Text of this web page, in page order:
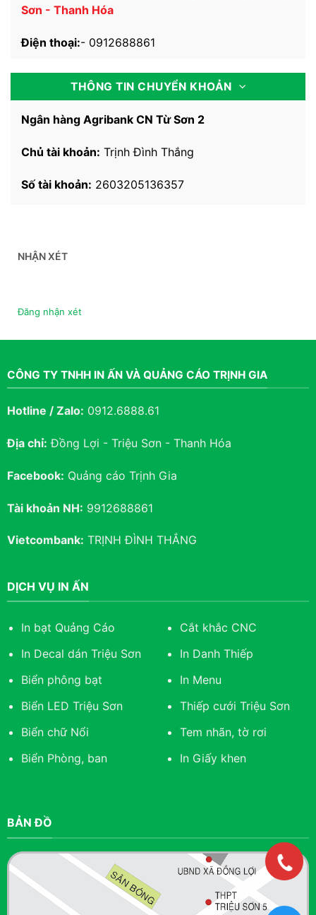
Sơn - Thanh Hóa
Điện thoại:- 0912688861
THÔNG TIN CHUYỂN KHOẢN
Ngân hàng Agribank CN Từ Sơn 2
Chủ tài khoản: Trịnh Đình Thắng
Số tài khoản: 2603205136357
NHẬN XÉT
Đăng nhận xét
CÔNG TY TNHH IN ẤN VÀ QUẢNG CÁO TRỊNH GIA
Hotline / Zalo: 0912.6888.61
Địa chỉ: Đồng Lợi - Triệu Sơn - Thanh Hóa
Facebook: Quảng cáo Trịnh Gia
Tài khoản NH: 9912688861
Vietcombank: TRỊNH ĐÌNH THẮNG
DỊCH VỤ IN ẤN
In bạt Quảng Cáo
In Decal dán Triệu Sơn
Biển phông bạt
Biển LED Triệu Sơn
Biển chữ Nổi
Biển Phòng, ban
Cắt khắc CNC
In Danh Thiếp
In Menu
Thiếp cưới Triệu Sơn
Tem nhãn, tờ rơi
In Giấy khen
BẢN ĐỒ